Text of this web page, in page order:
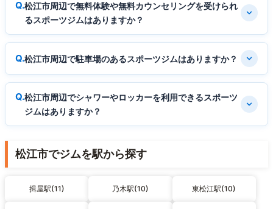
松江市周辺で無料体験や無料カウンセリングを受けられ
るスポーツジムはありますか？
松江市周辺で駐車場のあるスポーツジムはありますか？
松江市周辺でシャワーやロッカーを利用できるスポーツ
ジムはありますか？
松江市でジムを駅から探す
揖屋駅(11) 乃木駅(10) 東松江駅(10)